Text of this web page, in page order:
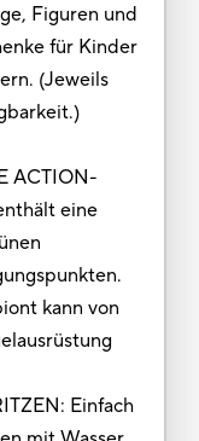
Figuren und
für Kinder
(Jeweils
ACTION-
eine
kann von
Einfach